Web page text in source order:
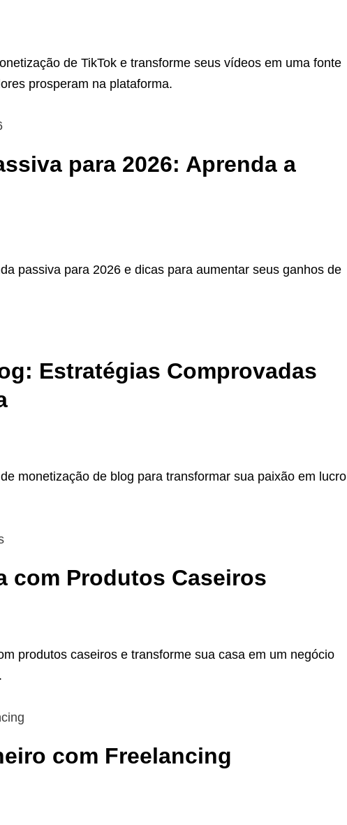
de TikTok e transforme seus vídeos em uma fonte
prosperam na plataforma.
para 2026: Aprenda a
passiva para 2026 e dicas para aumentar seus ganhos de
Estratégias Comprovadas
monetização de blog para transformar sua paixão em lucro
com Produtos Caseiros
produtos caseiros e transforme sua casa em um negócio
com Freelancing